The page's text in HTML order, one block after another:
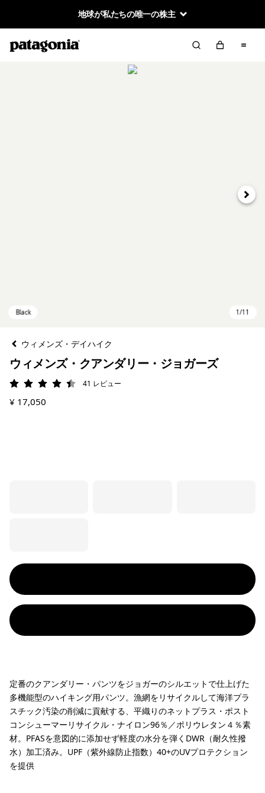
地球が私たちの唯一の株主
次へ
ウィメンズ・デイハイク
ウィメンズ・クアンダリー・ジョガーズ
評価: 4.5 / 5
41 レビュー
¥ 17,050
定番のクアンダリー・パンツをジョガーのシルエットで仕上げた
多機能型のハイキング用パンツ。漁網をリサイクルして海洋プラ
スチック汚染の削減に貢献する、平織りのネットプラス・ポスト
コンシューマーリサイクル・ナイロン96％／ポリウレタン４％素
材。PFASを意図的に添加せず軽度の水分を弾くDWR（耐久性撥
水）加工済み。UPF（紫外線防止指数）40+のUVプロテクション
を提供